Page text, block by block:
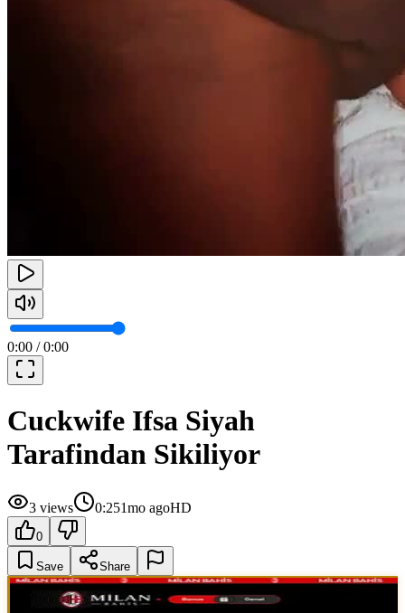
0:00 /0:00
Cuckwife Ifsa Siyah
Tarafindan Sikiliyor
3 views 0:251mo agoHD
0
Save Share